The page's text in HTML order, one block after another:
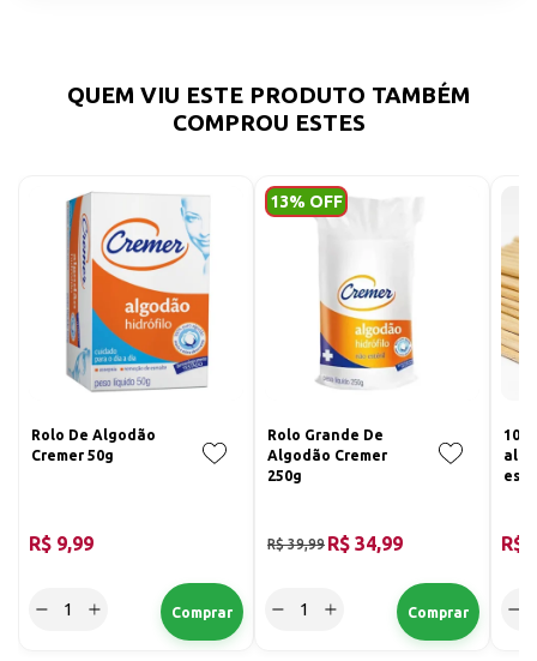
QUEM VIU ESTE PRODUTO TAMBÉM
COMPROU ESTES
Rolo De Algodão
Cremer 50g
R$ 9,99
13% OFF
Rolo Grande De
Algodão Cremer
250g
R$ 39,99 R$ 34,99
100
R$